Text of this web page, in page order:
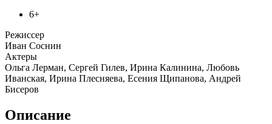
6+
Режиссер
Иван Соснин
Актеры
Ольга Лерман, Сергей Гилев, Ирина Калинина, Любовь
Иванская, Ирина Плесняева, Есения Щипанова, Андрей
Бисеров
Описание